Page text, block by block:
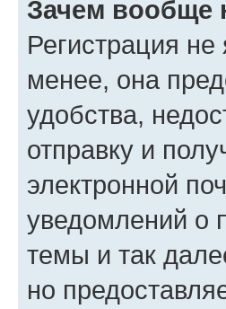
Зачем вообще
Регистрация
менее, она
удобства,
отправку и
электронной
уведомлений о
темы и так
но